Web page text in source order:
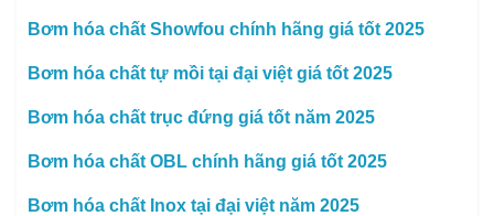
Bơm hóa chất Showfou chính hãng giá tốt 2025
Bơm hóa chất tự mồi tại đại việt giá tốt 2025
Bơm hóa chất trục đứng giá tốt năm 2025
Bơm hóa chất OBL chính hãng giá tốt 2025
Bơm hóa chất Inox tại đại việt năm 2025